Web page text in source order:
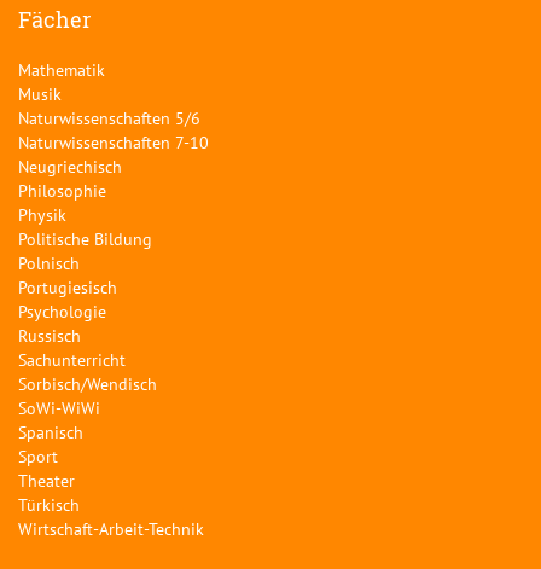
Fächer
Mathematik
Musik
Naturwissenschaften 5/6
Naturwissenschaften 7-10
Neugriechisch
Philosophie
Physik
Politische Bildung
Polnisch
Portugiesisch
Psychologie
Russisch
Sachunterricht
Sorbisch/Wendisch
SoWi-WiWi
Spanisch
Sport
Theater
Türkisch
Wirtschaft-Arbeit-Technik